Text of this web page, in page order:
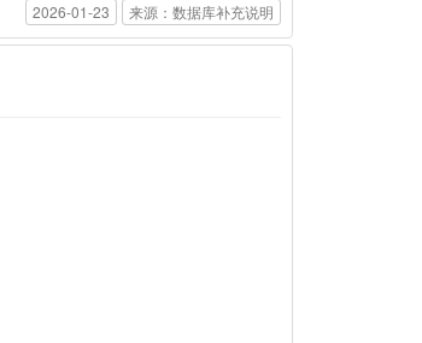
2026-01-23 来源：数据库补充说明